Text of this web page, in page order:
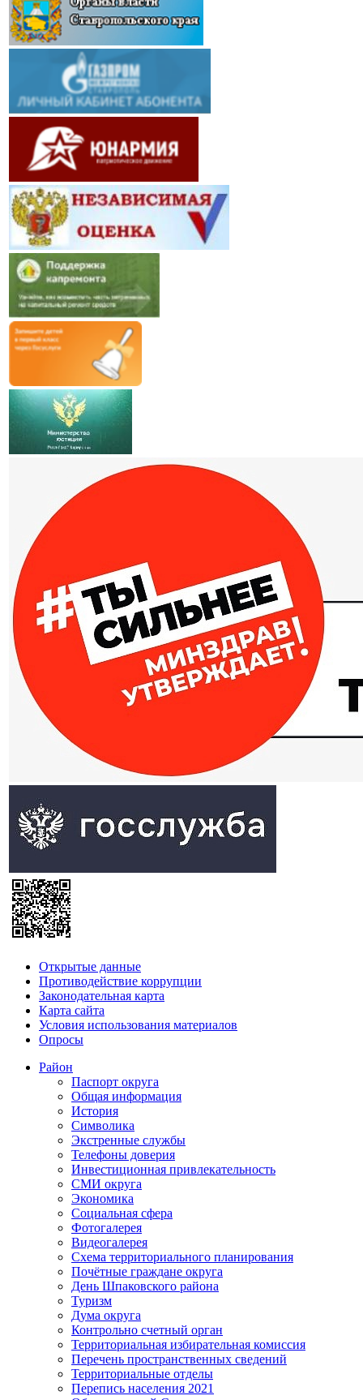
Открытые данные
Противодействие коррупции
Законодательная карта
Карта сайта
Условия использования материалов
Опросы
Район
Паспорт округа
Общая информация
История
Символика
Экстренные службы
Телефоны доверия
Инвестиционная привлекательность
СМИ округа
Экономика
Социальная сфера
Фотогалерея
Видеогалерея
Схема территориального планирования
Почётные граждане округа
День Шпаковского района
Туризм
Дума округа
Контрольно счетный орган
Территориальная избирательная комиссия
Перечень пространственных сведений
Территориальные отделы
Перепись населения 2021